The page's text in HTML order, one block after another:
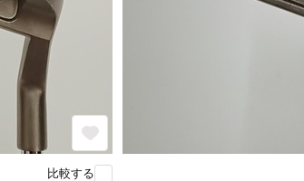
比較する